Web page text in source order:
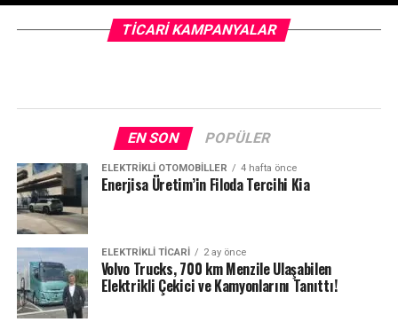
TICARI KAMPANYALAR
EN SON POPÜLER
ELEKTRIKLI OTOMOBILLER 4 hafta önce
Enerjisa Üretim’in Filoda Tercihi Kia
ELEKTRIKLI TICARI 2 ay önce
Volvo Trucks, 700 km Menzile Ulaşabilen
Elektrikli Çekici ve Kamyonlarını Tanıttı!